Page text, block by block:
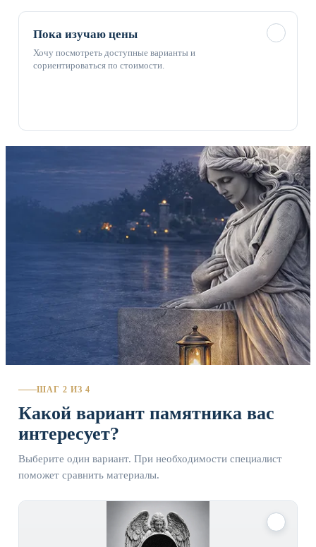
Пока изучаю цены
Хочу посмотреть доступные варианты и
сориентироваться по стоимости.
ШАГ 2 ИЗ 4
Какой вариант памятника вас
интересует?
Выберите один вариант. При необходимости специалист
поможет сравнить материалы.